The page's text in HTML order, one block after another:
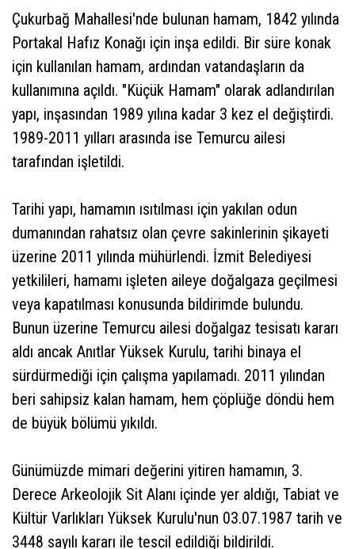
Çukurbağ Mahallesi'nde bulunan hamam, 1842 yılında
Portakal Hafız Konağı için inşa edildi. Bir süre konak
için kullanılan hamam, ardından vatandaşların da
kullanımına açıldı. "Küçük Hamam" olarak adlandırılan
yapı, inşasından 1989 yılına kadar 3 kez el değiştirdi.
1989-2011 yılları arasında ise Temurcu ailesi
tarafından işletildi.
Tarihi yapı, hamamın ısıtılması için yakılan odun
dumanından rahatsız olan çevre sakinlerinin şikayeti
üzerine 2011 yılında mühürlendi. İzmit Belediyesi
yetkilileri, hamamı işleten aileye doğalgaza geçilmesi
veya kapatılması konusunda bildirimde bulundu.
Bunun üzerine Temurcu ailesi doğalgaz tesisatı kararı
aldı ancak Anıtlar Yüksek Kurulu, tarihi binaya el
sürdürmediği için çalışma yapılamadı. 2011 yılından
beri sahipsiz kalan hamam, hem çöplüğe döndü hem
de büyük bölümü yıkıldı.
Günümüzde mimari değerini yitiren hamamın, 3.
Derece Arkeolojik Sit Alanı içinde yer aldığı, Tabiat ve
Kültür Varlıkları Yüksek Kurulu'nun 03.07.1987 tarih ve
3448 sayılı kararı ile tescil edildiği bildirildi.